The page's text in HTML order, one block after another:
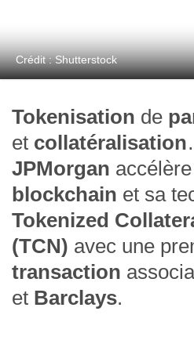
Crédit : Shutterstock
Tokenisation de
et collatéralisation
JPMorgan
blockchain et sa
Tokenized
(TCN) avec une
transaction
et Barclays.